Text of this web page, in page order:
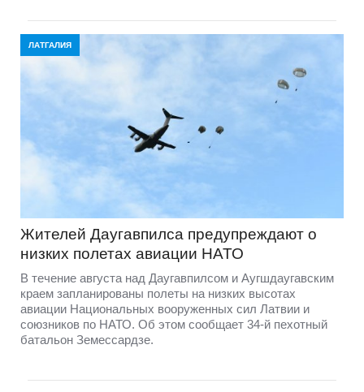
ЛАТГАЛИЯ
Жителей Даугавпилса предупреждают о
низких полетах авиации НАТО
В течение августа над Даугавпилсом и Аугшдаугавским
краем запланированы полеты на низких высотах
авиации Национальных вооруженных сил Латвии и
союзников по НАТО. Об этом сообщает 34-й пехотный
батальон Земессардзе.